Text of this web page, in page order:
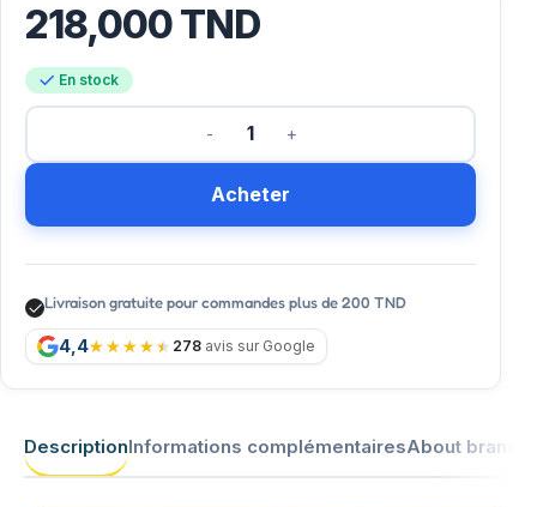
218,000TND
En stock
Acheter
Livraison gratuite pour commandes plus de 200 TND
4,4 278 avis sur Google
DescriptionInformations complémentairesAbout brand